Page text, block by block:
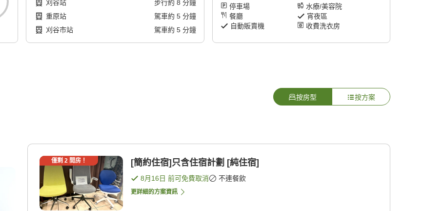
刈谷站 步行約 8 分鐘
重原站
駕車約 5分鐘
刈谷市站
駕車約 5分鐘
停車場
水療/美容院
餐廳
宵夜區
自動販賣機
收費洗衣房
按房型 按方案
僅剩 2間房！ [簡約住宿]只含住宿計劃 [純住宿]
8月16日 前可免費取消 不連餐飲
更詳細的方案資訊